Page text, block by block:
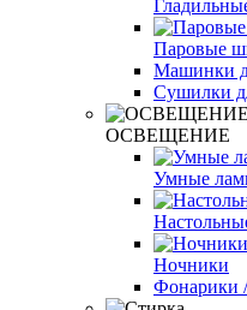
Паровые
Машинки
Сушилки
ОСВЕЩЕНИЕ
Умные
Ночники
Фонарики